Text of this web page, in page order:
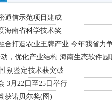
通信示范项目建成
海南省科学技术奖
合打造农业王牌产业 今年我省力
动，优化产业结构 海南生态软件园
别鉴定技术获突破
3月22日至25日举行
获诺贝尔奖(图)